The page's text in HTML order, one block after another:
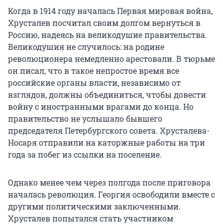
Когда в 1914 году началась Первая мировая война,
Хрусталев посчитал своим долгом вернуться в
Россию, надеясь на великодушие правительства.
Великодушия не случилось: на родине
революционера немедленно арестовали. В тюрьме
он писал, что в такое непростое время все
российские органы власти, независимо от
взглядов, должны объединиться, чтобы довести
войну с иностранными врагами до конца. Но
правительство не услышало бывшего
председателя Петербургского совета. Хрусталева-
Носаря отправили на каторжные работы на три
года за побег из ссылки на поселение.
Однако менее чем через полгода после приговора
началась революция. Георгия освободили вместе с
другими политическими заключенными.
Хрусталев попытался стать участником